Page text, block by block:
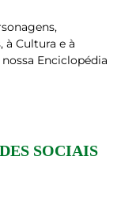
à Cultura e à
Enciclopédia
SOCIAIS